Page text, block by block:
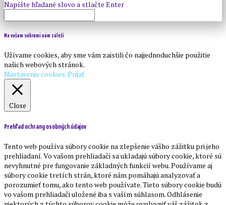
Na vašom súkromí nám záleží
Užívame cookies, aby sme vám zaistili čo najjednoduchšie použitie
našich webových stránok.
Nastavenie cookies Prijať
Close
Prehľad ochrany osobných údajov
Tento web používa súbory cookie na zlepšenie vášho zážitku pri jeho
prehliadaní. Vo vašom prehliadači sa ukladajú súbory cookie, ktoré sú
nevyhnutné pre fungovanie základných funkcií webu. Používame aj
súbory cookie tretích strán, ktoré nám pomáhajú analyzovať a
porozumieť tomu, ako tento web používate. Tieto súbory cookie budú
vo vašom prehliadači uložené iba s vaším súhlasom. Odhlásenie